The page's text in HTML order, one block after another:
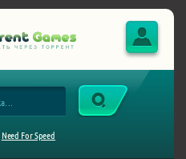
Need For Speed